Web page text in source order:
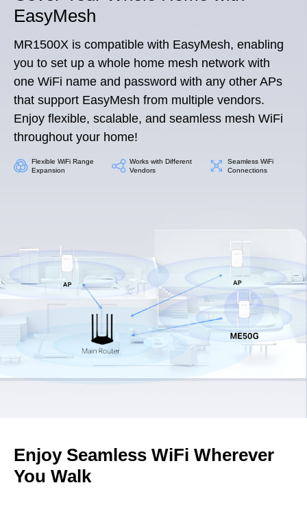
EasyMesh
MR1500X is compatible with EasyMesh, enabling
you to set up a whole home mesh network with
one WiFi name and password with any other APs
that support EasyMesh from multiple vendors.
Enjoy flexible, scalable, and seamless mesh WiFi
throughout your home!
Flexible WiFi Range
Expansion
Works with Different
Vendors
Seamless WiFi
Connections
Enjoy Seamless WiFi Wherever
You Walk